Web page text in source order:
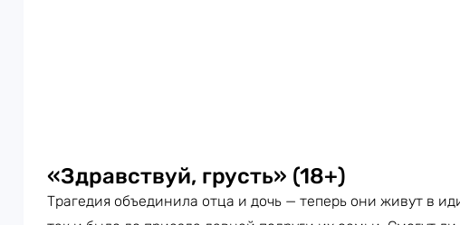
«Здравствуй, грусть» (18+)
Трагедия объединила отца и дочь — теперь они живут в